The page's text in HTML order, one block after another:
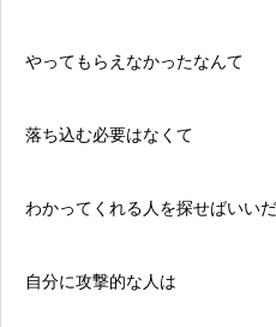
やってもらえなかったなんて
落ち込む必要はなくて
わかってくれる人を探せばいいだ
自分に攻撃的な人は